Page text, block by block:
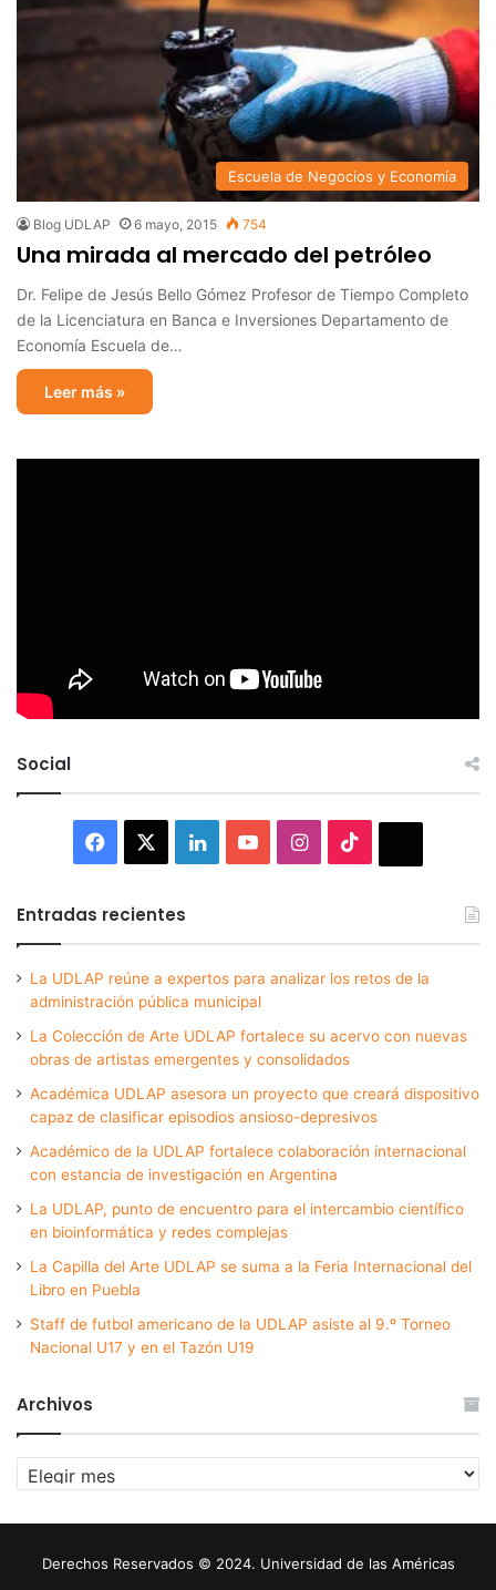
Escuela de Negocios y Economía
Blog UDLAP 6 mayo, 2015 754
Una mirada al mercado del petróleo
Dr. Felipe de Jesús Bello Gómez Profesor de Tiempo Completo
de la Licenciatura en Banca e Inversiones Departamento de
Economía Escuela de…
Leer más »
Social
Facebook LinkedInYouTubeInstagram
Entradas recientes
La UDLAP reúne a expertos para analizar los retos de la
administración pública municipal
La Colección de Arte UDLAP fortalece su acervo con nuevas
obras de artistas emergentes y consolidados
Académica UDLAP asesora un proyecto que creará dispositivo
capaz de clasificar episodios ansioso-depresivos
Académico de la UDLAP fortalece colaboración internacional
con estancia de investigación en Argentina
La UDLAP, punto de encuentro para el intercambio científico
en bioinformática y redes complejas
La Capilla del Arte UDLAP se suma a la Feria Internacional del
Libro en Puebla
Staff de futbol americano de la UDLAP asiste al 9.º Torneo
Nacional U17 y en el Tazón U19
Archivos
Archivos
Derechos Reservados © 2024. Universidad de las Américas